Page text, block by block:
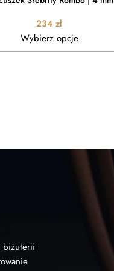
234 zł
Wybierz opcje
biżuterii